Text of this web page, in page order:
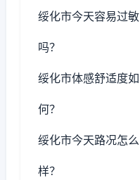
绥化市今天容易过敏
吗？
绥化市体感舒适度如
何？
绥化市今天路况怎么
样？